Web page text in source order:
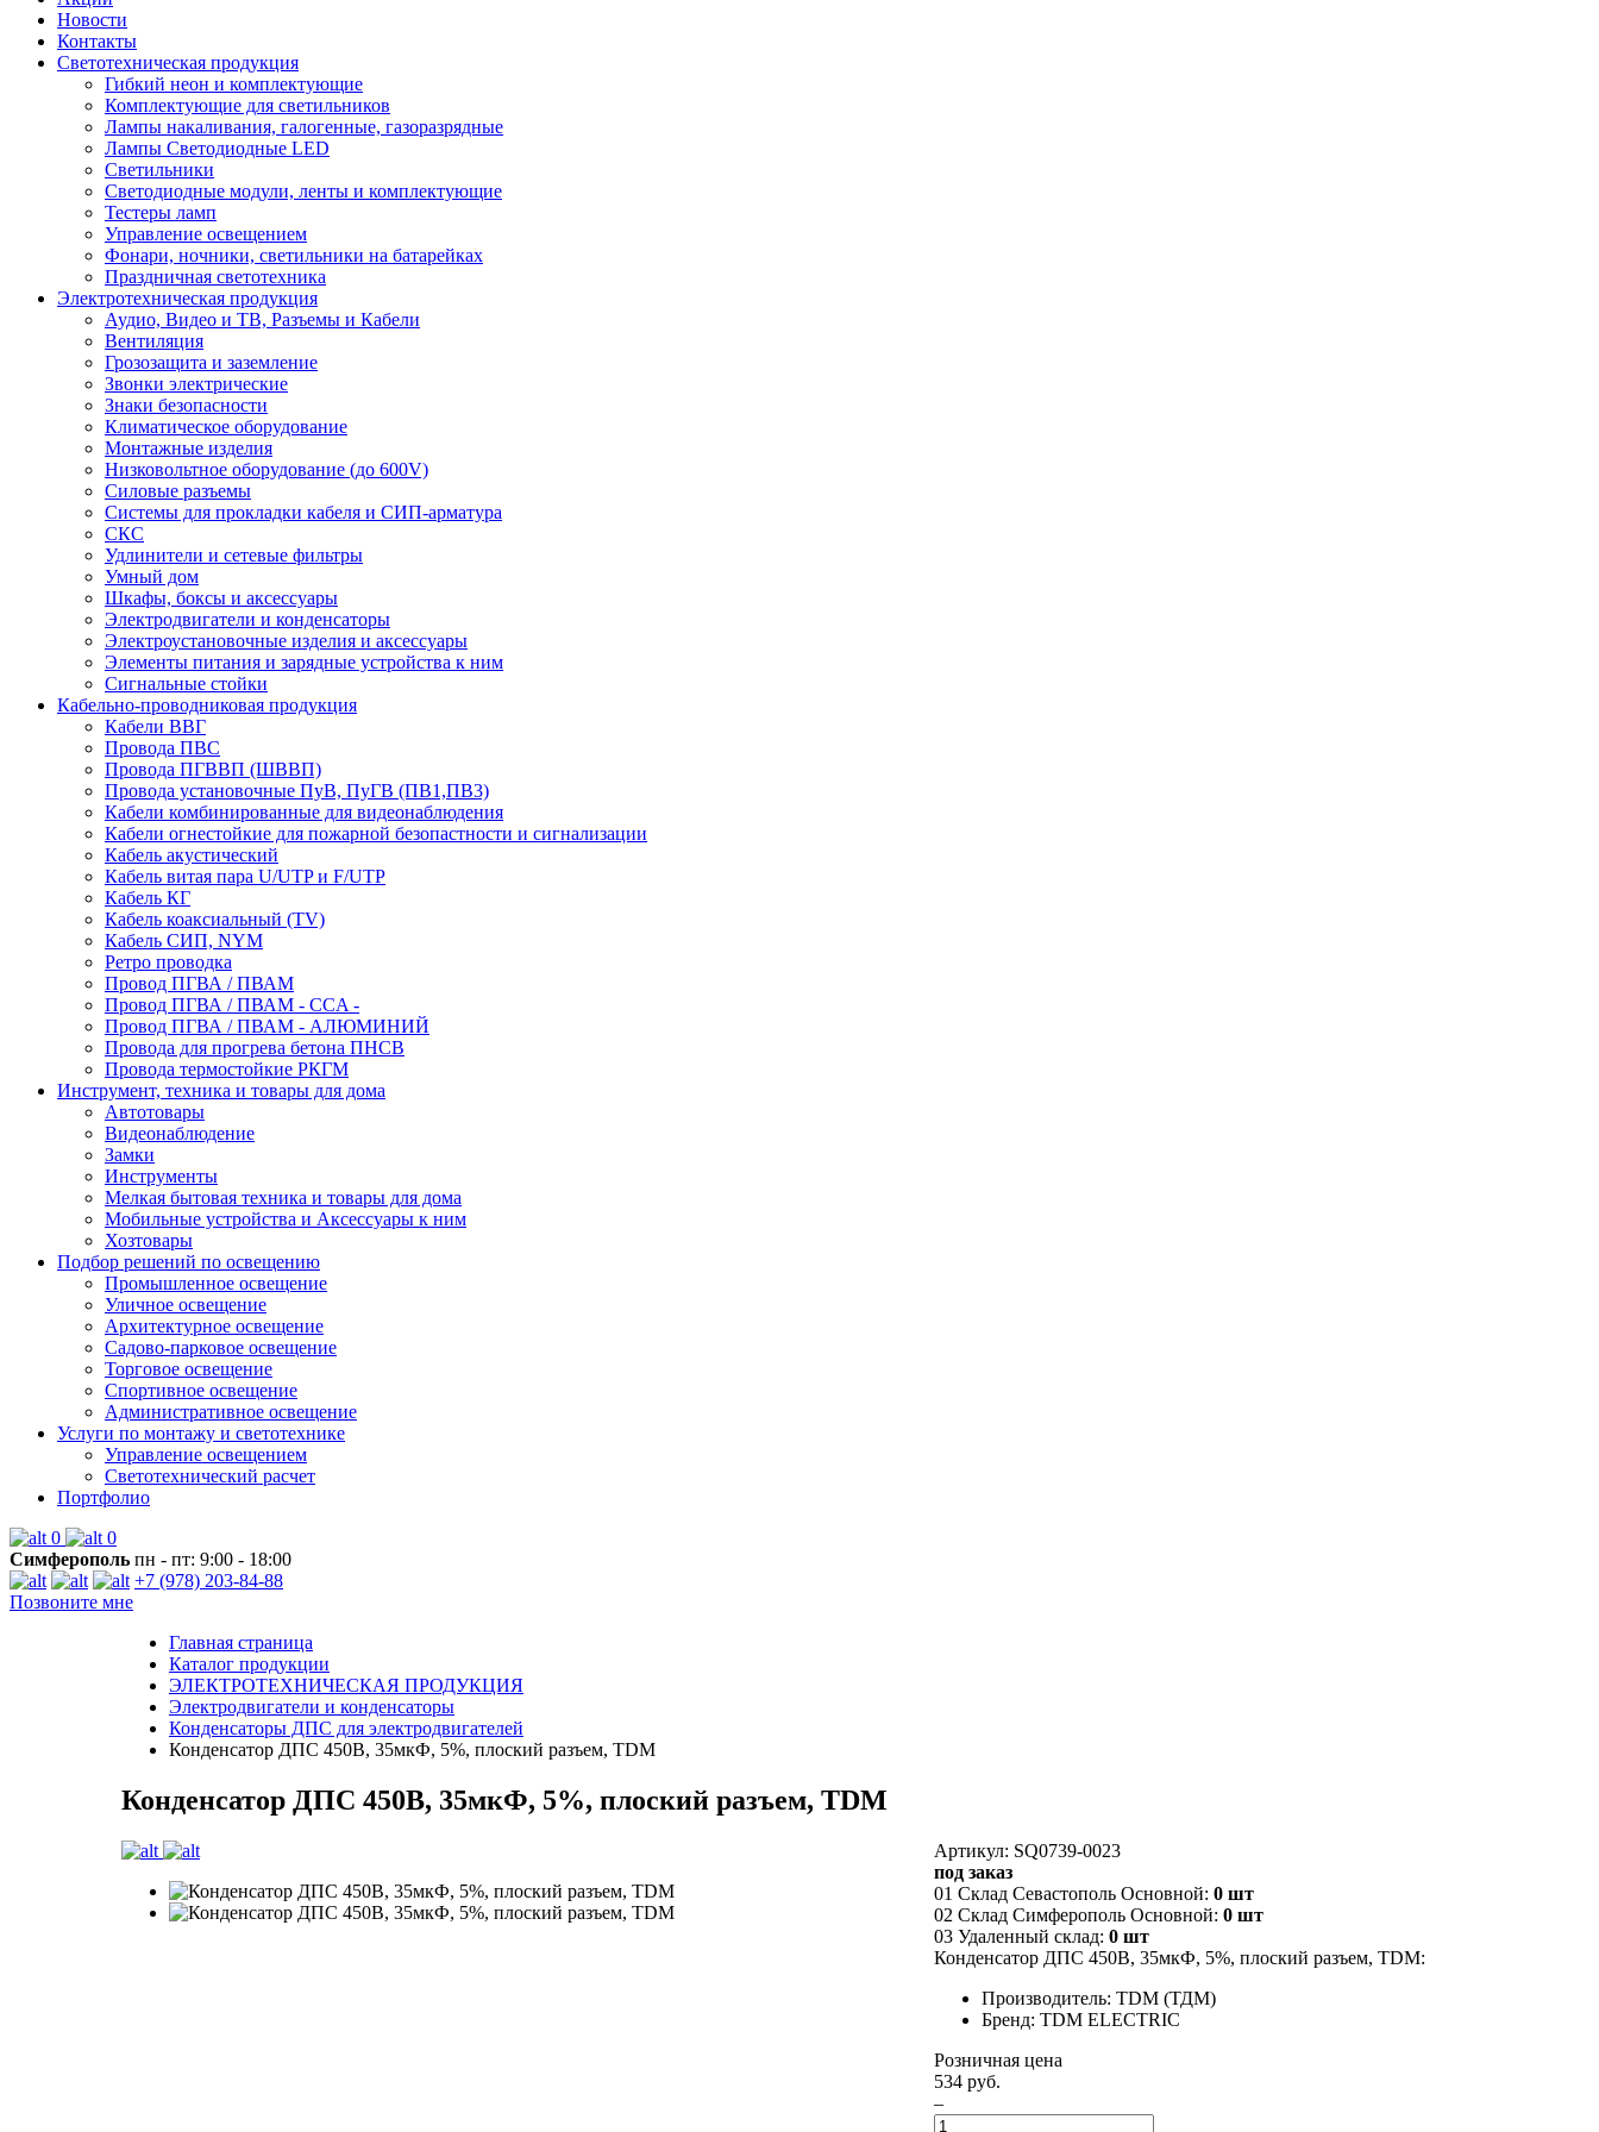
Новости
Контакты
Светотехническая продукция
Гибкий неон и комплектующие
Комплектующие для светильников
Лампы накаливания, галогенные, газоразрядные
Лампы Светодиодные LED
Светильники
Светодиодные модули, ленты и комплектующие
Тестеры ламп
Управление освещением
Фонари, ночники, светильники на батарейках
Праздничная светотехника
Электротехническая продукция
Аудио, Видео и ТВ, Разъемы и Кабели
Вентиляция
Грозозащита и заземление
Звонки электрические
Знаки безопасности
Климатическое оборудование
Монтажные изделия
Низковольтное оборудование (до 600V)
Силовые разъемы
Системы для прокладки кабеля и СИП-арматура
СКС
Удлинители и сетевые фильтры
Умный дом
Шкафы, боксы и аксессуары
Электродвигатели и конденсаторы
Электроустановочные изделия и аксессуары
Элементы питания и зарядные устройства к ним
Сигнальные стойки
Кабельно-проводниковая продукция
Кабели ВВГ
Провода ПВС
Провода ПГВВП (ШВВП)
Провода установочные ПуВ, ПуГВ (ПВ1,ПВ3)
Кабели комбинированные для видеонаблюдения
Кабели огнестойкие для пожарной безопастности и сигнализации
Кабель акустический
Кабель витая пара U/UTP и F/UTP
Кабель КГ
Кабель коаксиальный (TV)
Кабель СИП, NYM
Ретро проводка
Провод ПГВА / ПВАМ
Провод ПГВА / ПВАМ - CCA -
Провод ПГВА / ПВАМ - АЛЮМИНИЙ
Провода для прогрева бетона ПНСВ
Провода термостойкие РКГМ
Инструмент, техника и товары для дома
Автотовары
Видеонаблюдение
Замки
Инструменты
Мелкая бытовая техника и товары для дома
Мобильные устройства и Аксессуары к ним
Хозтовары
Подбор решений по освещению
Промышленное освещение
Уличное освещение
Архитектурное освещение
Садово-парковое освещение
Торговое освещение
Спортивное освещение
Административное освещение
Услуги по монтажу и светотехнике
Управление освещением
Светотехнический расчет
Портфолио
0
0
Симферополь пн - пт: 9:00 - 18:00
+7 (978) 203-84-88
Позвоните мне
Главная страница
Каталог продукции
ЭЛЕКТРОТЕХНИЧЕСКАЯ ПРОДУКЦИЯ
Электродвигатели и конденсаторы
Конденсаторы ДПС для электродвигателей
Конденсатор ДПС 450В, 35мкФ, 5%, плоский разъем, TDM
Конденсатор ДПС 450В, 35мкФ, 5%, плоский разъем, TDM
Артикул: SQ0739-0023
под заказ
01 Склад Севастополь Основной: 0 шт
02 Склад Симферополь Основной: 0 шт
03 Удаленный склад: 0 шт
Конденсатор ДПС 450В, 35мкФ, 5%, плоский разъем, TDM:
Производитель: TDM (ТДМ)
Бренд: TDM ELECTRIC
Розничная цена
534 руб.
–